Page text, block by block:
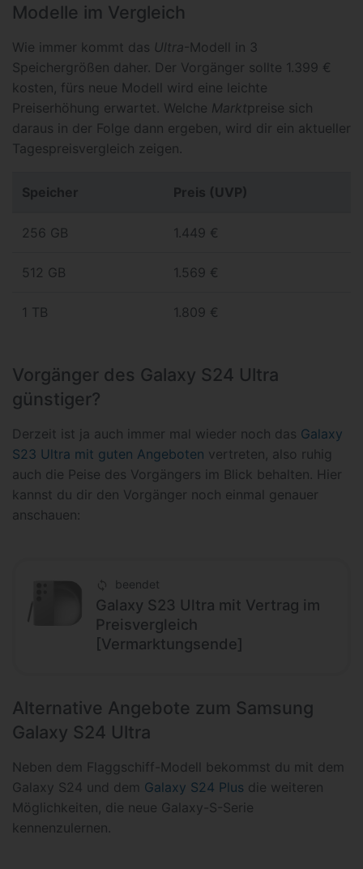
Modelle im Vergleich
Wie immer kommt das Ultra-Modell in 3
Speichergrößen daher. Der Vorgänger sollte 1.399 €
kosten, fürs neue Modell wird eine leichte
Preiserhöhung erwartet. Welche Markt preise sich
daraus in der Folge dann ergeben, wird dir ein aktueller
Tagespreisvergleich zeigen.
Speicher Preis (UVP)
256 GB 1.449 €
512 GB 1.569 €
1 TB 1.809 €
Vorgänger des Galaxy S24 Ultra
günstiger?
Derzeit ist ja auch immer mal wieder noch das Galaxy
S23 Ultra mit guten Angeboten vertreten, also ruhig
auch die Peise des Vorgängers im Blick behalten. Hier
kannst du dir den Vorgänger noch einmal genauer
anschauen:
beendet
Galaxy S23 Ultra mit Vertrag im
Preisvergleich
[Vermarktungsende]
Alternative Angebote zum Samsung
Galaxy S24 Ultra
Neben dem Flaggschiff-Modell bekommst du mit dem
Galaxy S24 und dem Galaxy S24 Plus die weiteren
Möglichkeiten, die neue Galaxy-S-Serie
kennenzulernen.